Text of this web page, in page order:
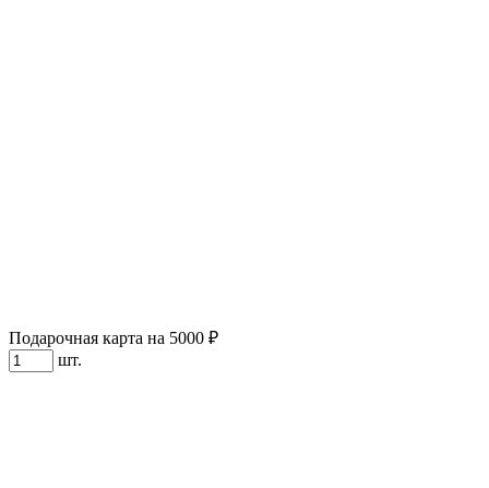
Подарочная карта на 5000 ₽
шт.